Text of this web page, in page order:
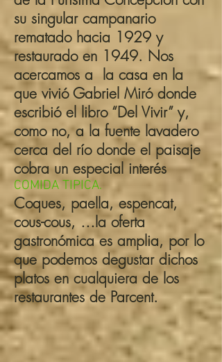
su singular campanario
rematado hacia 1929 y
restaurado en 1949. Nos
acercamos a la casa en la
que vivió Gabriel Miró donde
escribió el libro “Del Vivir” y,
como no, a la fuente lavadero
cerca del río donde el paisaje
cobra un especial interés
COMIDA TIPICA.
Coques, paella, espencat,
cous-cous, …la oferta
gastronómica es amplia, por lo
que podemos degustar dichos
platos en cualquiera de los
restaurantes de Parcent.